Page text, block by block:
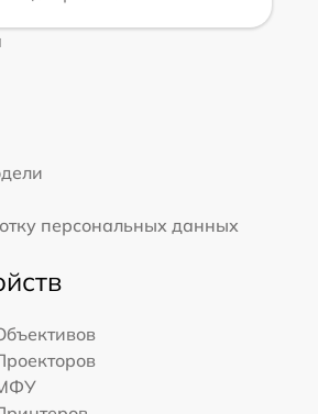
персональных данных